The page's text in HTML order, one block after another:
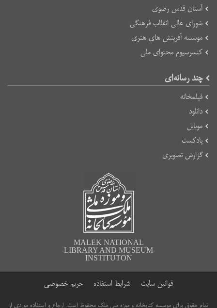
آستان قدس رضوی
شورای عالی انقلاب فرهنگی
موسسه آفرینش های هنری
کنسرسیوم محتوای ملی
چند رسانه‌ای
فیلمخانه
دانلود
موبایل
پادکست
گزارش تصویری
MALEK NATIONAL
LIBRARY AND MUSEUM
INSTITUTON
قوانین سایت شرایط استفاده حریم خصوصی
تمام حقوق برای موسسه کتابخانه و موزه ملی ملک محفوظ است. ارجاع و استفاده موردی از